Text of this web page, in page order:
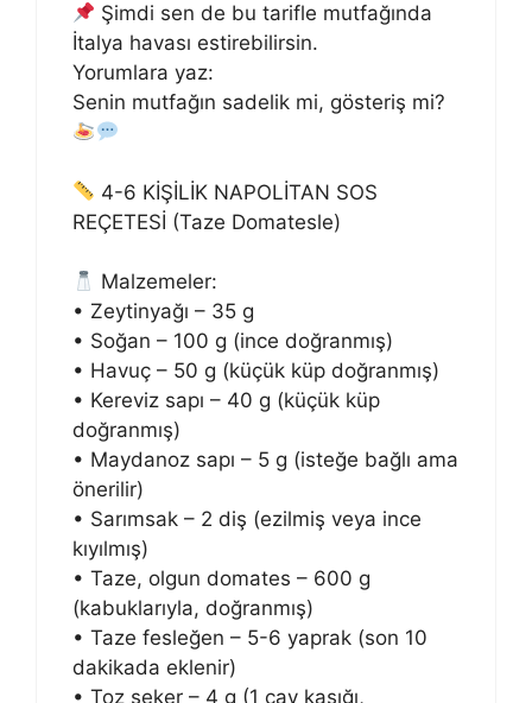
Şimdi sen de bu tarifle mutfağında
İtalya havası estirebilirsin.
Yorumlara yaz:
Senin mutfağın sadelik mi, gösteriş mi?
4-6 KİŞİLİK NAPOLİTAN SOS
REÇETESİ (Taze Domatesle)
Malzemeler:
• Zeytinyağı – 35 g
• Soğan – 100 g (ince doğranmış)
• Havuç – 50 g (küçük küp doğranmış)
• Kereviz sapı – 40 g (küçük küp
doğranmış)
• Maydanoz sapı – 5 g (isteğe bağlı ama
önerilir)
• Sarımsak – 2 diş (ezilmiş veya ince
kıyılmış)
• Taze, olgun domates – 600 g
(kabuklarıyla, doğranmış)
• Taze fesleğen – 5-6 yaprak (son 10
dakikada eklenir)
• Toz şeker – 4 g (1 çay kaşığı,